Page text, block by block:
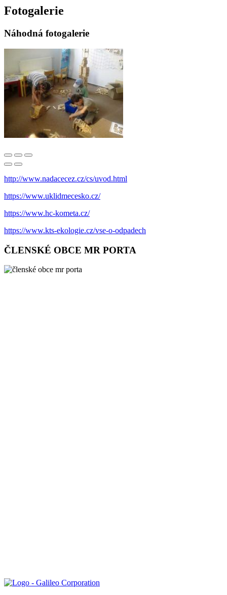
Fotogalerie
Náhodná fotogalerie
http://www.nadacecez.cz/cs/uvod.html
https://www.uklidmecesko.cz/
https://www.hc-kometa.cz/
https://www.kts-ekologie.cz/vse-o-odpadech
ČLENSKÉ OBCE MR PORTA